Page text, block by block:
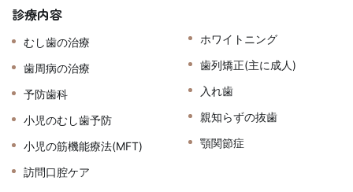
診療内容
むし歯の治療
歯周病の治療
予防歯科
小児のむし歯予防
小児の筋機能療法(MFT)
訪問口腔ケア
ホワイトニング
歯列矯正(主に成人)
入れ歯
親知らずの抜歯
顎関節症